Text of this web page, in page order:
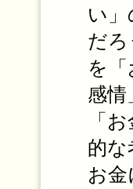
い
だろ
を
感情
「
的
お